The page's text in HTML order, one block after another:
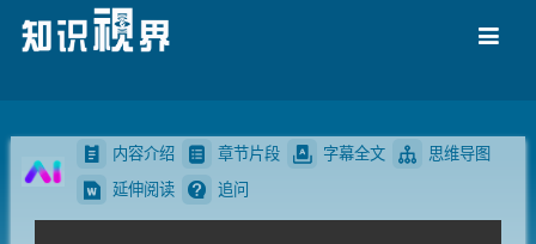
导航
内容介绍 章节片段 字幕全文
思维导图
延伸阅读
追问